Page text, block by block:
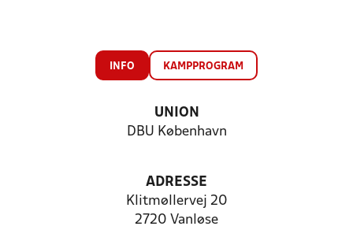
INFO KAMPPROGRAM
UNION
DBU København
ADRESSE
Klitmøllervej 20
2720 Vanløse